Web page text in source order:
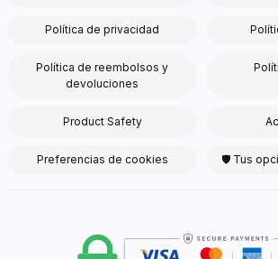
Política de privacidad
Política de reembolsos y
devoluciones
Product Safety
Preferencias de cookies 🛡 Tus